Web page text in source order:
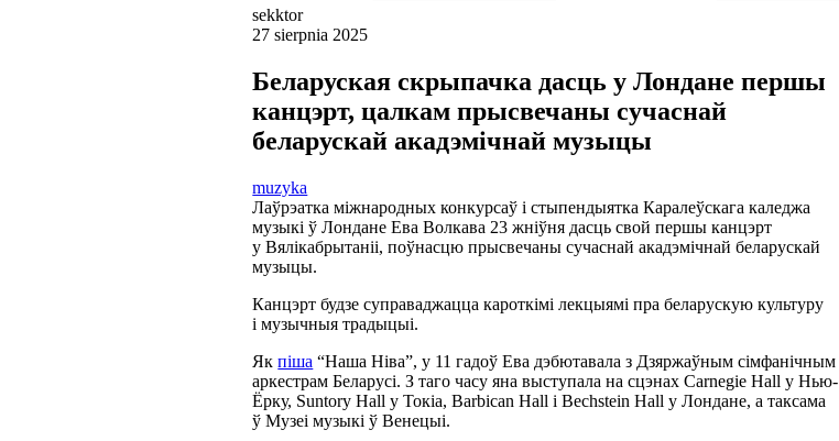
sekktor
27 sierpnia 2025
Беларуская скрыпачка дасць у Лондане першы
канцэрт, цалкам прысвечаны сучаснай
беларускай акадэмічнай музыцы
muzyka
Лаўрэатка міжнародных конкурсаў і стыпендыятка Каралеўскага каледжа
музыкі ў Лондане Ева Волкава 23 жніўня дасць свой першы канцэрт
у Вялікабрытаніі, поўнасцю прысвечаны сучаснай акадэмічнай беларускай
музыцы.
Канцэрт будзе суправаджацца кароткімі лекцыямі пра беларускую культуру
і музычныя традыцыі.
Якпіша “Наша Ніва”, у 11 гадоў Ева дэбютавала з Дзяржаўным сімфанічным
аркестрам Беларусі. З таго часу яна выступала на сцэнах Carnegie Hall у Нью-
Ёрку, Suntory Hall у Токіа, Barbican Hall і Bechstein Hall у Лондане, а таксама
ў Музеі музыкі ў Венецыі.